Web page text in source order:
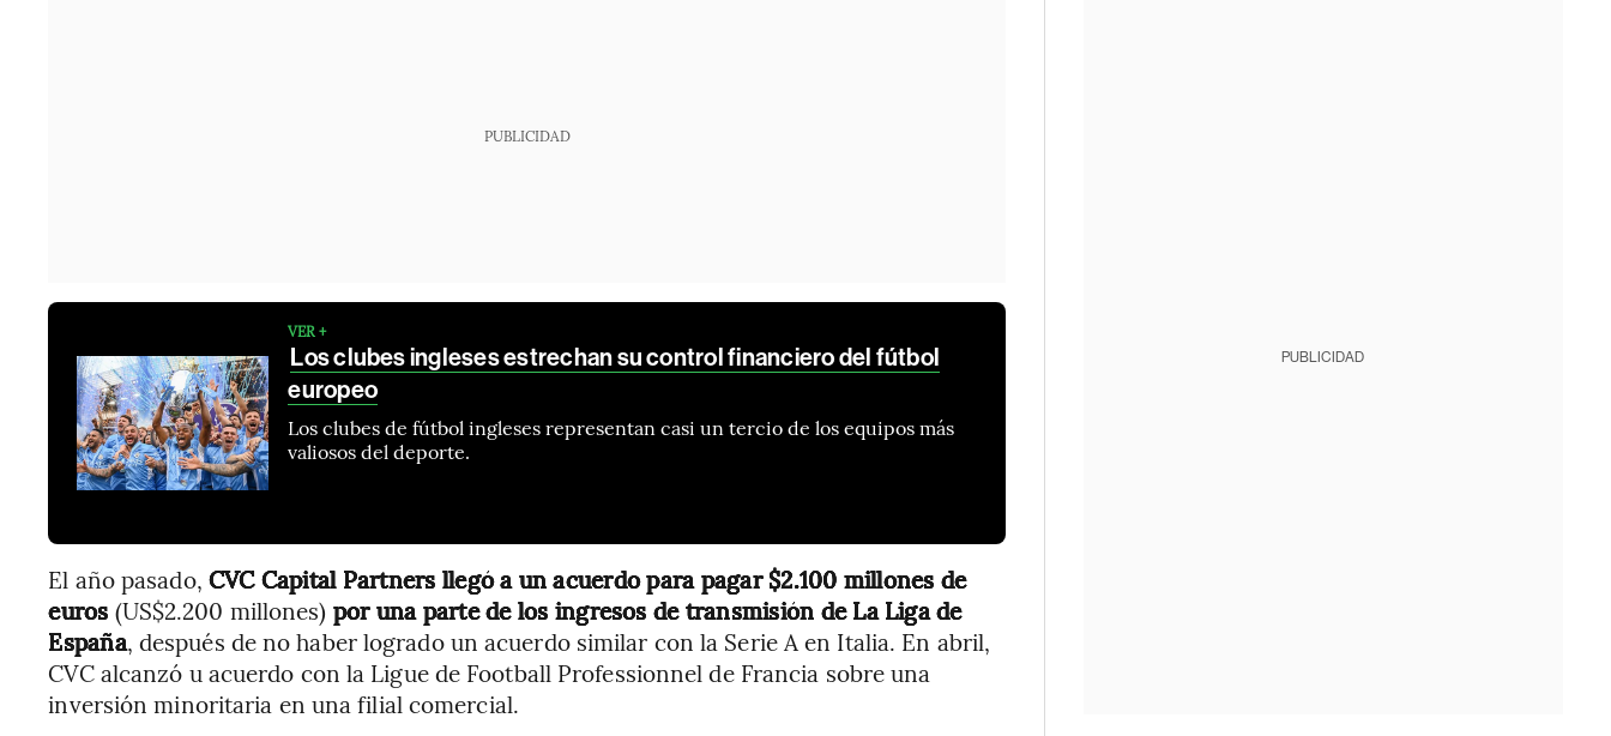
PUBLICIDAD
VER +
Los clubes ingleses estrechan su control financiero del fútbol
europeo
Los clubes de fútbol ingleses representan casi un tercio de los equipos más
valiosos del deporte.
El año pasado, CVC Capital Partners llegó a un acuerdo para pagar $2.100 millones de
euros (US$2.200 millones) por una parte de los ingresos de transmisión de La Liga de
España, después de no haber logrado un acuerdo similar con la Serie A en Italia. En abril,
CVC alcanzó u acuerdo con la Ligue de Football Professionnel de Francia sobre una
inversión minoritaria en una filial comercial.
PUBLICIDAD